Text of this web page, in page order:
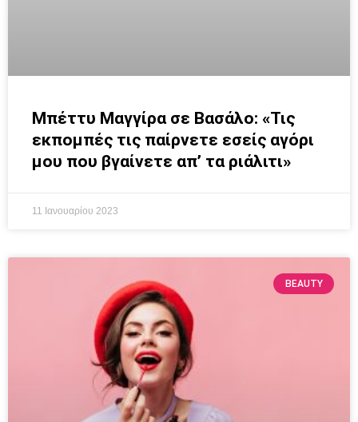
Μπέττυ Μαγγίρα σε Βασάλο: «Τις
εκπομπές τις παίρνετε εσείς αγόρι
μου που βγαίνετε απ’ τα ριάλιτι»
11 Ιανουαρίου 2023
BEAUTY